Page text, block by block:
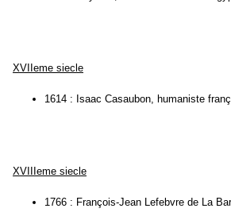
XVIIeme siecle
1614 : Isaac Casaubon, humaniste
XVIIIeme siecle
1766 : François-Jean Lefebvre de La